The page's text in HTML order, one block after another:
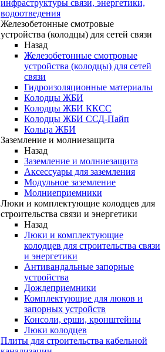
инфраструктуры связи, энергетики,
водоотведения
Железобетонные смотровые
устройства (колодцы) для сетей связи
Назад
Железобетонные смотровые
устройства (колодцы) для сетей
связи
Гидроизоляционные материалы
Колодцы ЖБИ
Колодцы ЖБИ ККСС
Колодцы ЖБИ ССД-Пайп
Кольца ЖБИ
Заземление и молниезащита
Назад
Заземление и молниезащита
Аксессуары для заземления
Модульное заземление
Молниеприемники
Люки и комплектующие колодцев для
строительства связи и энергетики
Назад
Люки и комплектующие
колодцев для строительства связи
и энергетики
Антивандальные запорные
устройства
Дождеприемники
Комплектующие для люков и
запорных устройств
Консоли, ерши, кронштейны
Люки колодцев
Плиты для строительства кабельной